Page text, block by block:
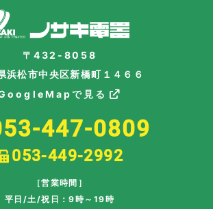
〒432-8058
浜松市中央区新橋町１４６６
で見る
447-0809
053-449-2992
［営業時間］
平日/土/祝日：9時～19時